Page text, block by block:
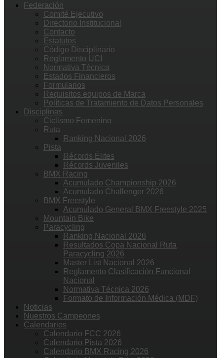
Federación
Comité Ejecutivo
Directorio Institucional
Contacto
Estatutos
Código Disciplinario
Reglamento UCI
Normativa Técnica
Estados Financieros
Formularios
Requisitos equipos de Marca
Políticas de Tratamiento de Datos Personales
Disciplinas
Ciclismo Femenino
Ruta
Ranking Nacional 2026
Pista
Récords Élites
Récords Juveniles
BMX Racing
Acumulado Championship 2026
Acumulado Challenger 2026
BMX Freestyle
Acumulado General BMX Freestyle 2025
Mountain Bike
Paracycling
Ranking Nacional 2026
Resultados Copa Nacional Ruta
Paracycling 2026
Master List Nacional 2026
Reglamento Clasificación Funcional
Nacional
Normativa Técnica 2026
Formato de Información Médica (MDF)
Noticias
Nuestros Campeones
Calendarios
Calendario FCC 2026
Calendario Pista 2026
Calendario BMX Racing 2026